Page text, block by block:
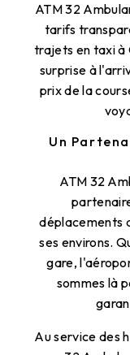
ATM 32
tarifs
trajets en taxi à
surprise à
prix de la
Un
ATM 32
déplacements
ses environs.
gare,
sommes là
Au service des